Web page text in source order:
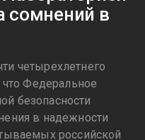
сомнений в
четырехлетнего
что Федеральное
безопасности
в надежности
российской